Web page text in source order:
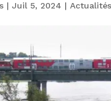
|Juil 5, 2024 |